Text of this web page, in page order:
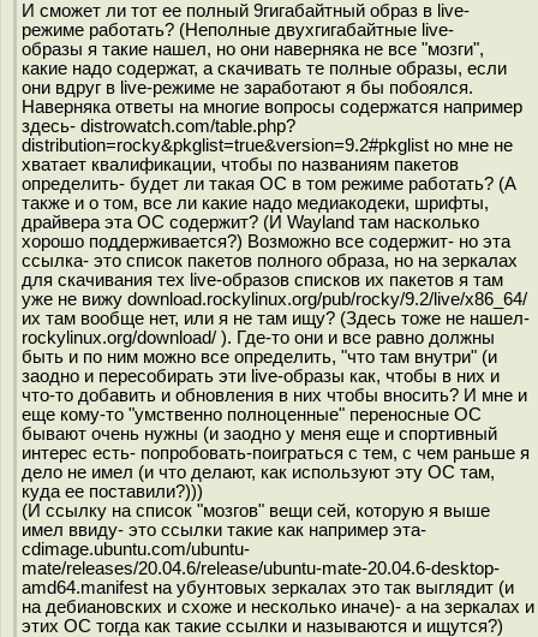
И сможет ли тот ее полный 9гигабайтный образ в live-
режиме работать? (Неполные двухгигабайтные live-
образы я такие нашел, но они наверняка не все "мозги",
какие надо содержат, а скачивать те полные образы, если
они вдруг в live-режиме не заработают я бы побоялся.
Наверняка ответы на многие вопросы содержатся например
здесь- distrowatch.com/table.php?
distribution=rocky&pkglist=true&version=9.2#pkglist но мне не
хватает квалификации, чтобы по названиям пакетов
определить- будет ли такая ОС в том режиме работать? (А
также и о том, все ли какие надо медиакодеки, шрифты,
драйвера эта ОС содержит? (И Wayland там насколько
хорошо поддерживается?) Возможно все содержит- но эта
ссылка- это список пакетов полного образа, но на зеркалах
для скачивания тех live-образов списков их пакетов я там
уже не вижу download.rockylinux.org/pub/rocky/9.2/live/x86_64/
их там вообще нет, или я не там ищу? (Здесь тоже не нашел-
rockylinux.org/download/ ). Где-то они и все равно должны
быть и по ним можно все определить, "что там внутри" (и
заодно и пересобирать эти live-образы как, чтобы в них и
что-то добавить и обновления в них чтобы вносить? И мне и
еще кому-то "умственно полноценные" переносные ОС
бывают очень нужны (и заодно у меня еще и спортивный
интерес есть- попробовать-поиграться с тем, с чем раньше я
дело не имел (и что делают, как используют эту ОС там,
куда ее поставили?)))
(И ссылку на список "мозгов" вещи сей, которую я выше
имел ввиду- это ссылки такие как например эта-
cdimage.ubuntu.com/ubuntu-
mate/releases/20.04.6/release/ubuntu-mate-20.04.6-desktop-
amd64.manifest на убунтовых зеркалах это так выглядит (и
на дебиановских и схоже и несколько иначе)- а на зеркалах и
этих ОС тогда как такие ссылки и называются и ищутся?)